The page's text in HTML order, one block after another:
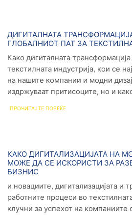
Новости
ДИГИТАЛНАТА
ГЛОБАЛНИОТ ПАТ ЗА
Како дигиталната трансформација
текстилната индустрија, кои се
на нашите компании и модни
издржуваат притисоците, но и
ПРОЧИТАЈТЕ ПОВЕЌЕ
Новости
КАКО ДИГИТАЛИЗАЦИЈАТА НА
МОЖЕ ДА СЕ ИСКОРИСТИ ЗА
БИЗНИС
и новациите, дигитализацијата и
работните процеси во
клучни за успехот на компаниите